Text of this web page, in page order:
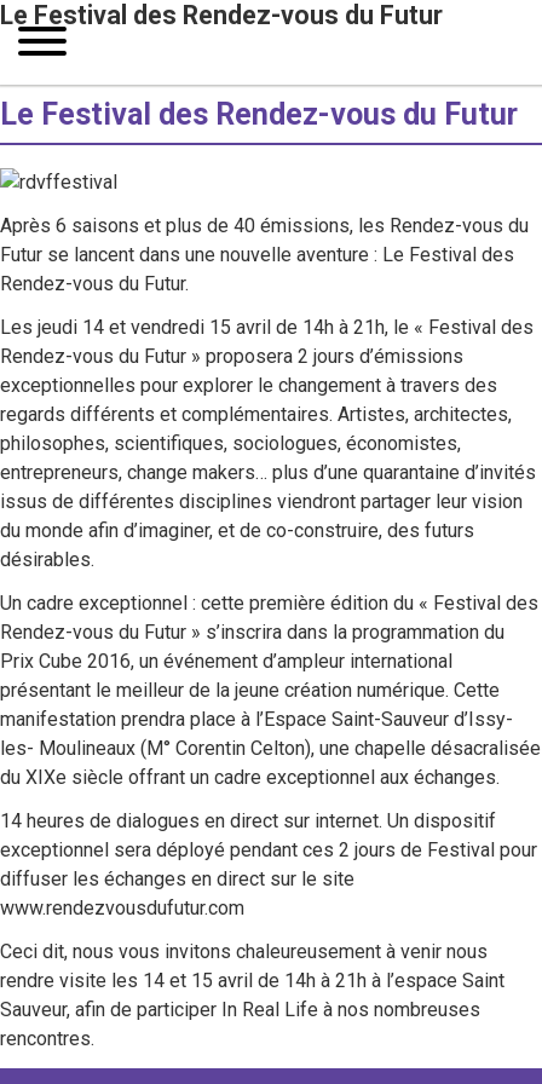
Le Festival des Rendez-vous du Futur
Le Festival des Rendez-vous du Futur
Après 6 saisons et plus de 40 émissions, les Rendez-vous du
Futur se lancent dans une nouvelle aventure : Le Festival des
Rendez-vous du Futur.
Les jeudi 14 et vendredi 15 avril de 14h à 21h, le « Festival des
Rendez-vous du Futur » proposera 2 jours d’émissions
exceptionnelles pour explorer le changement à travers des
regards différents et complémentaires. Artistes, architectes,
philosophes, scientifiques, sociologues, économistes,
entrepreneurs, change makers… plus d’une quarantaine d’invités
issus de différentes disciplines viendront partager leur vision
du monde afin d’imaginer, et de co-construire, des futurs
désirables.
Un cadre exceptionnel : cette première édition du « Festival des
Rendez-vous du Futur » s’inscrira dans la programmation du
Prix Cube 2016, un événement d’ampleur international
présentant le meilleur de la jeune création numérique. Cette
manifestation prendra place à l’Espace Saint-Sauveur d’Issy-
les- Moulineaux (M° Corentin Celton), une chapelle désacralisée
du XIXe siècle offrant un cadre exceptionnel aux échanges.
14 heures de dialogues en direct sur internet. Un dispositif
exceptionnel sera déployé pendant ces 2 jours de Festival pour
diffuser les échanges en direct sur le site
www.rendezvousdufutur.com
Ceci dit, nous vous invitons chaleureusement à venir nous
rendre visite les 14 et 15 avril de 14h à 21h à l’espace Saint
Sauveur, afin de participer In Real Life à nos nombreuses
rencontres.